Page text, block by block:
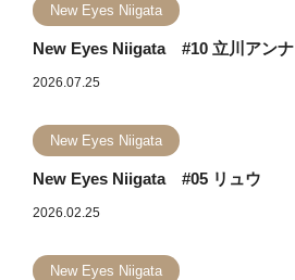
New Eyes Niigata
New Eyes Niigata #10 立川アンナ
2026.07.25
New Eyes Niigata
New Eyes Niigata #05 リュウ
2026.02.25
New Eyes Niigata